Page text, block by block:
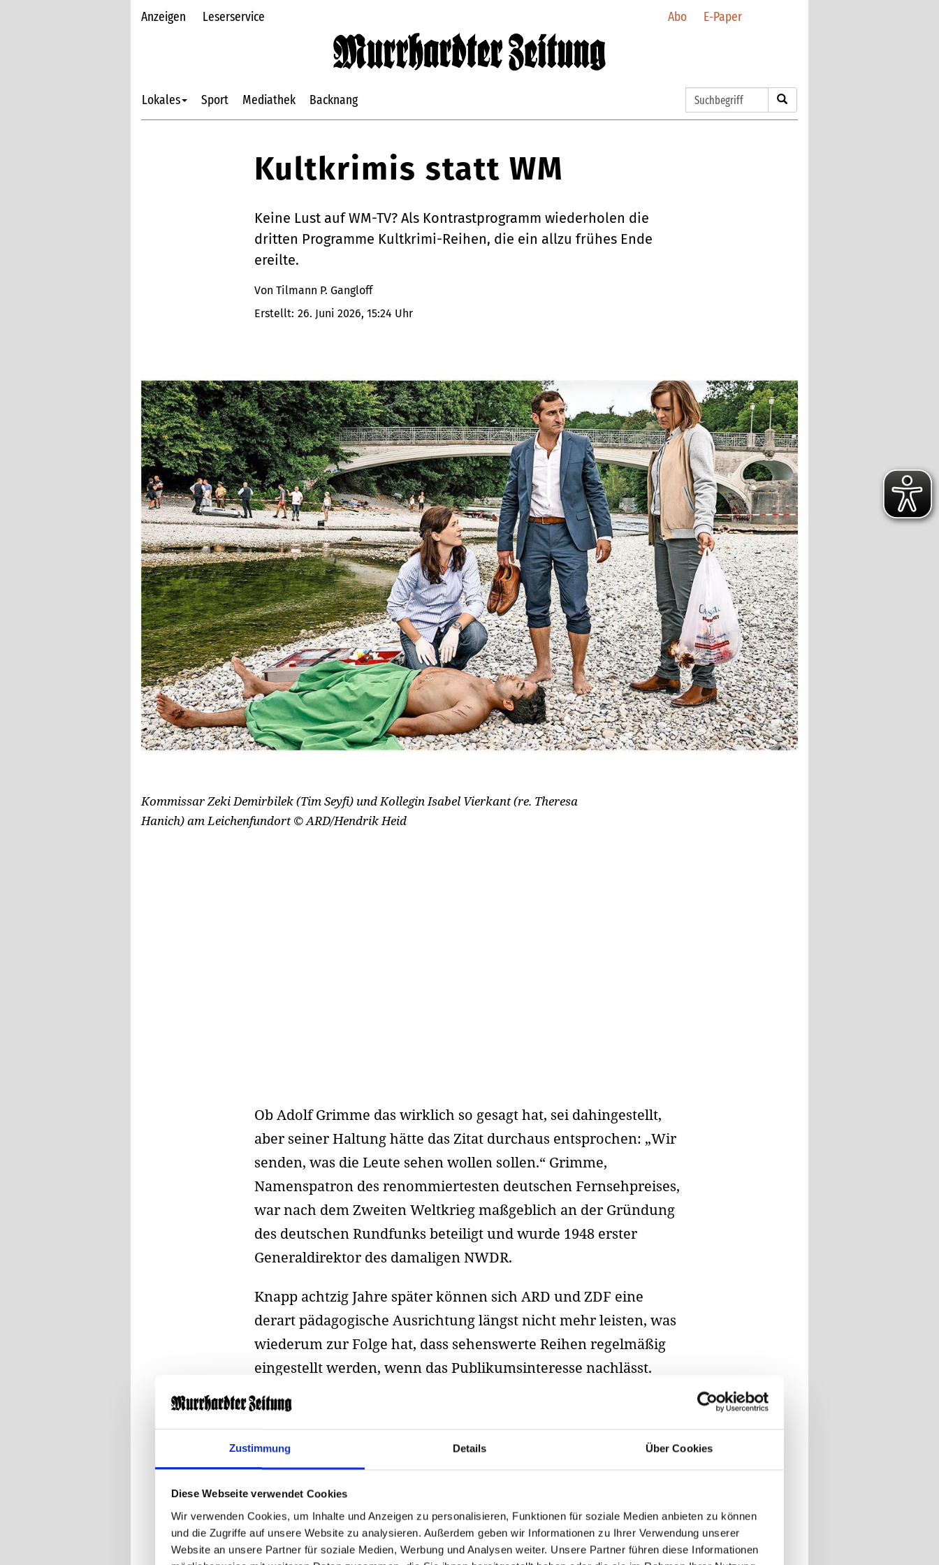
Zustimmung Details Über Cookies
Diese Webseite verwendet Cookies
Wir verwenden Cookies, um Inhalte und Anzeigen zu personalisieren, Funktionen für soziale Medien anbieten zu können
und die Zugriffe auf unsere Website zu analysieren. Außerdem geben wir Informationen zu Ihrer Verwendung unserer
Website an unsere Partner für soziale Medien, Werbung und Analysen weiter. Unsere Partner führen diese Informationen
Anzeigen Leserservice Abo E-Paper
Lokales Sport Mediathek Backnang
Kultkrimis statt WM
Keine Lust auf WM-TV? Als Kontrastprogramm wiederholen die
dritten Programme Kultkrimi-Reihen, die ein allzu frühes Ende
ereilte.
Von Tilmann P. Gangloff
Erstellt: 26. Juni 2026, 15:24 Uhr
Kommissar Zeki Demirbilek (Tim Seyfi) und Kollegin Isabel Vierkant (re. Theresa
Hanich) am Leichenfundort© ARD/Hendrik Heid
Ob Adolf Grimme das wirklich so gesagt hat, sei dahingestellt,
aber seiner Haltung hätte das Zitat durchaus entsprochen: „Wir
senden, was die Leute sehen wollen sollen.“ Grimme,
Namenspatron des renommiertesten deutschen Fernsehpreises,
war nach dem Zweiten Weltkrieg maßgeblich an der Gründung
des deutschen Rundfunks beteiligt und wurde 1948 erster
Generaldirektor des damaligen NWDR.
Knapp achtzig Jahre später können sich ARD und ZDF eine
derart pädagogische Ausrichtung längst nicht mehr leisten, was
wiederum zur Folge hat, dass sehenswerte Reihen regelmäßig
eingestellt werden, wenn das Publikumsinteresse nachlässt.
Zum Glück gibt’s die „Dritten“, die während der WM ein
Wiedersehen ermöglichen, zum Beispiel an diesem
Samstagabend mit „Kommissar Pascha“ aus dem Jahr 2017. Der
Münchener Ermittler mit türkischen Wurzeln, bis heute eine der
originellsten Figuren inmitten der kaum noch überschaubaren
Anzahl an TV-Krimis und grandios von Tim Seyfi verkörpert,
durfte nur zweimal ermitteln. Die Komödien erzählen
Geschichten mit viel Atmosphäre und einer Menge Lokalkolorit: